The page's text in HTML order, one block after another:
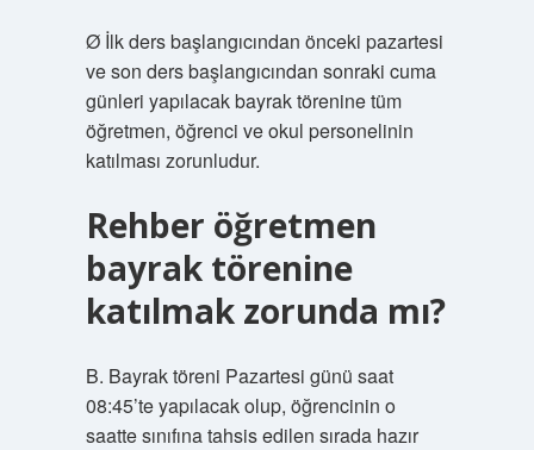
Ø İlk ders başlangıcından önceki pazartesi
ve son ders başlangıcından sonraki cuma
günleri yapılacak bayrak törenine tüm
öğretmen, öğrenci ve okul personelinin
katılması zorunludur.
Rehber öğretmen
bayrak törenine
katılmak zorunda mı?
B. Bayrak töreni Pazartesi günü saat
08:45’te yapılacak olup, öğrencinin o
saatte sınıfına tahsis edilen sırada hazır